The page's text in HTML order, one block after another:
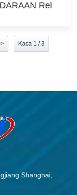
Rel
Kaca 1 / 3
Shanghai,